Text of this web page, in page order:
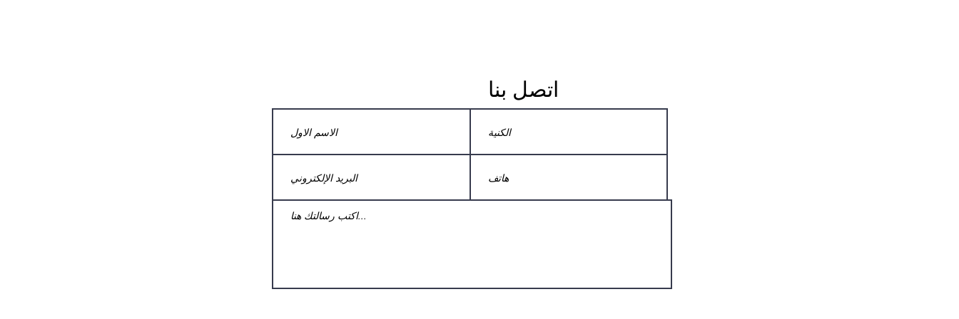
اتصل بنا